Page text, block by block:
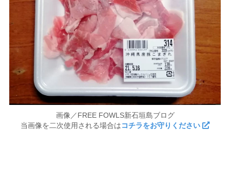
画像／FREE FOWLS新石垣島ブログ
当画像を二次使用される場合はコチラをお守りください